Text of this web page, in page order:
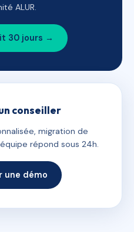
ALUR.
30 jours →
conseiller
migration de
répond sous 24h.
une démo